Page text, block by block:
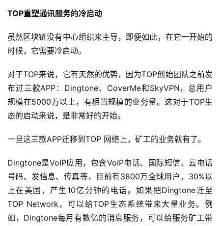
TOP重塑通讯服务的冷启动
虽然区块链没有中心组织来主导，即便如此，在它一开始的
时候，它需要冷启动。
对于TOP来说，它有天然的优势，因为TOP创始团队之前发
布过三款APP：Dingtone、CoverMe和SkyVPN，总用户
规模在5000万以上，有相当规模的业务量。这对于TOP生
态的启动来说，是非常好的开始。
一旦这三款APP迁移到TOP 网络上，矿工的业务就有了。
Dingtone是VoIP应用，包含VoIP电话、国际短信、云电话
号码、发信息、传真等，目前有3800万全球用户，30%以
上在美国，产生10亿分钟的电话。如果把Dingtone迁至
TOP Network，可以给TOP生态系统带来大量业务。例
如，Dingtone每月有数亿的消息服务，可以给服务矿工带